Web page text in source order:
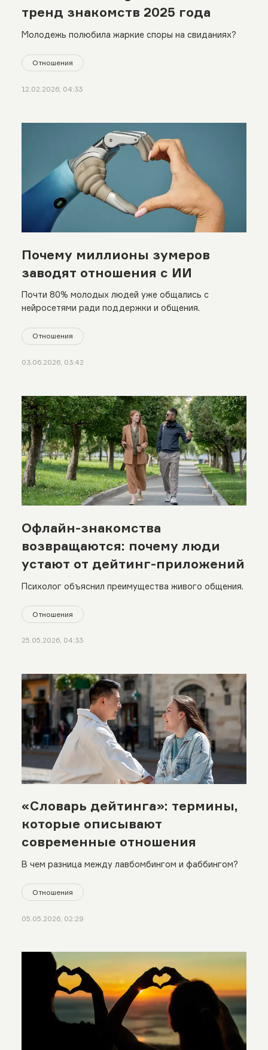
тренд знакомств 2025 года
Молодежь полюбила жаркие споры на свиданиях?
Отношения
12.02.2026, 04:33
Почему миллионы зумеров
заводят отношения с ИИ
Почти 80% молодых людей уже общались с
нейросетями ради поддержки и общения.
Отношения
03.06.2026, 03:42
Офлайн-знакомства
возвращаются: почему люди
устают от дейтинг-приложений
Психолог объяснил преимущества живого общения.
Отношения
25.05.2026, 04:33
«Словарь дейтинга»: термины,
которые описывают
современные отношения
В чем разница между лавбомбингом и фаббингом?
Отношения
05.05.2026, 02:29